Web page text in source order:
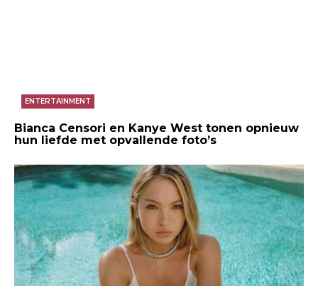
ENTERTAINMENT
Bianca Censori en Kanye West tonen opnieuw
hun liefde met opvallende foto’s